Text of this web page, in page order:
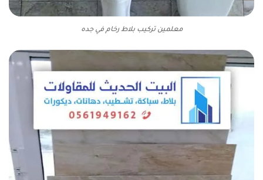
معلمين تركيب بلاط رخام في جده